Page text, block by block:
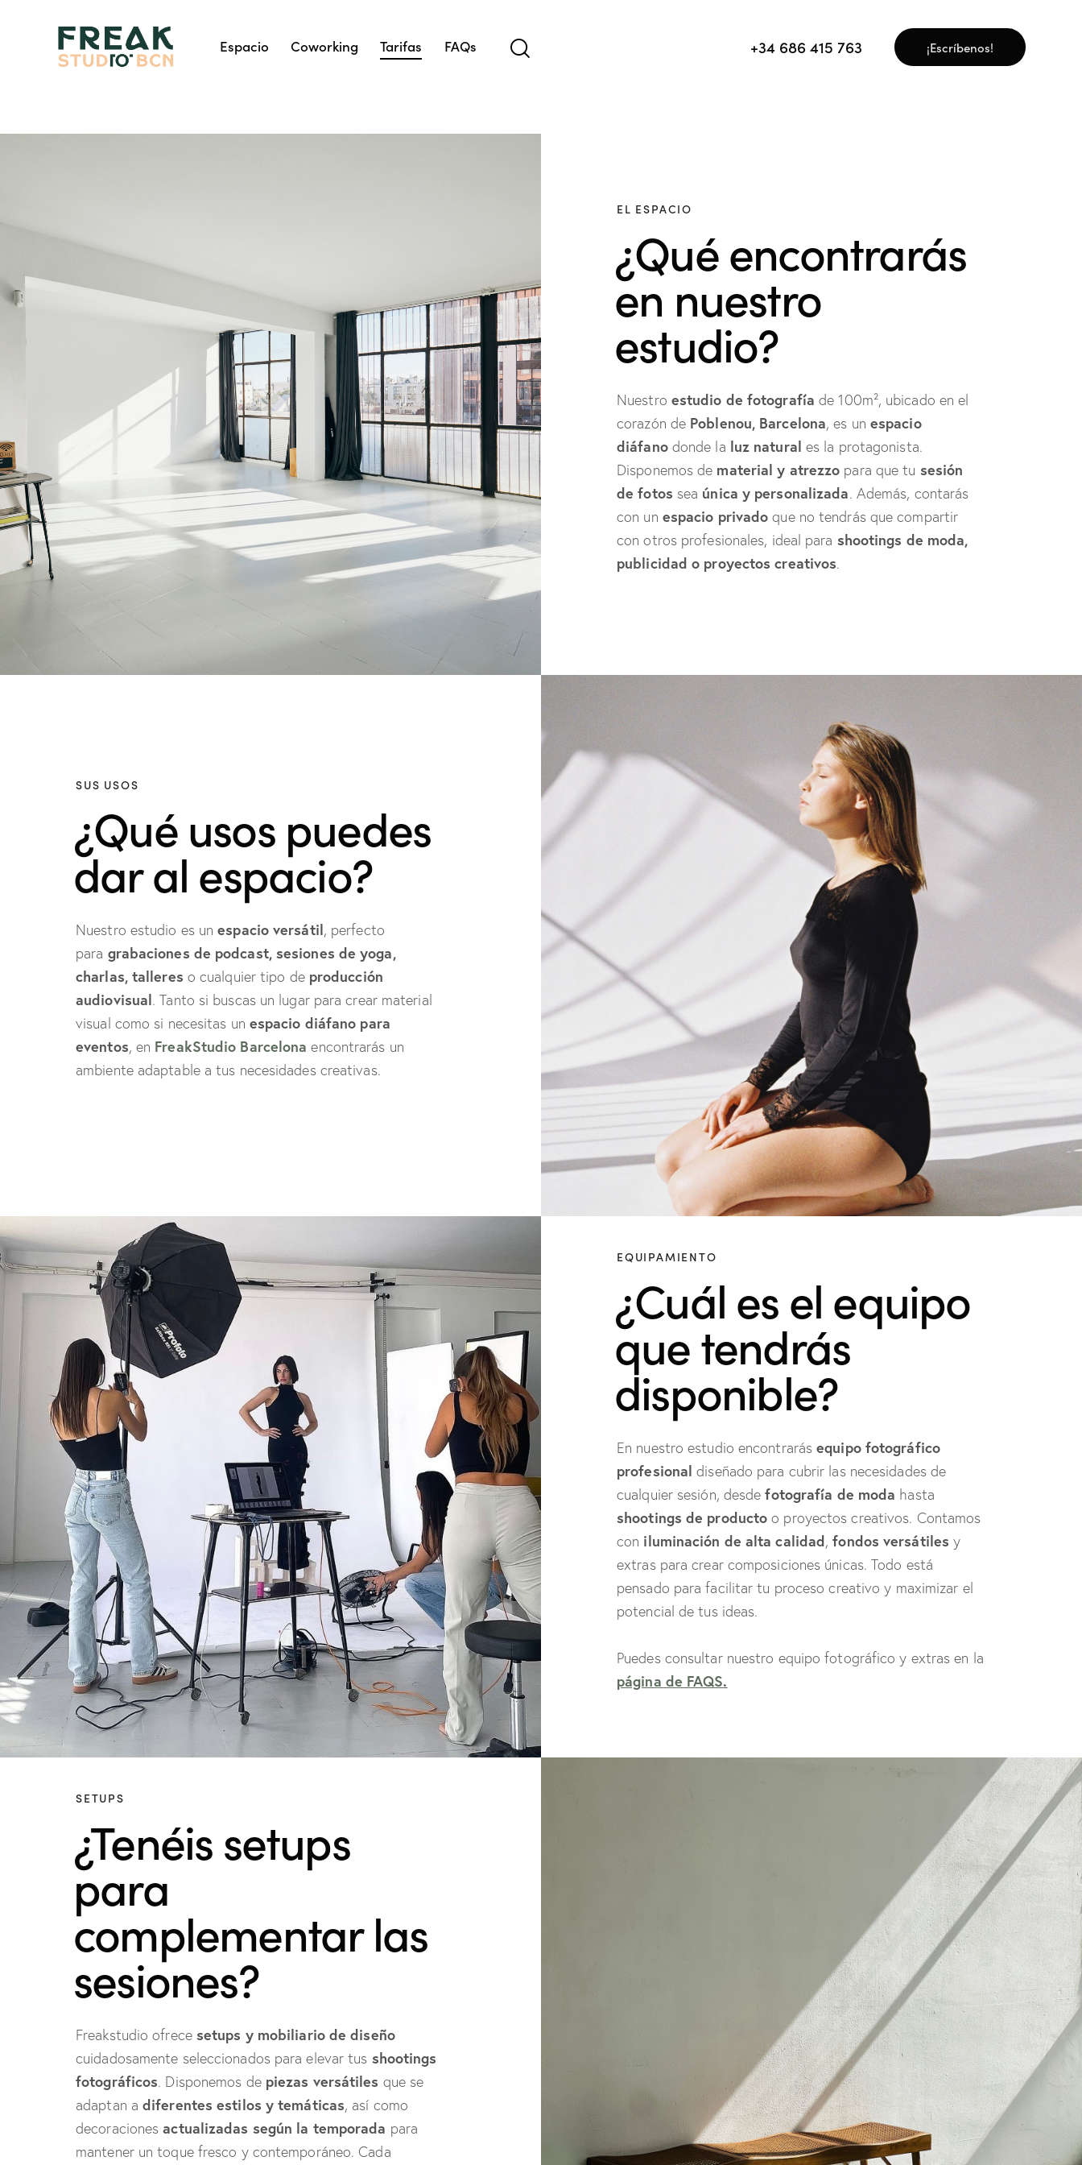
Espacio Coworking Tarifas FAQs +34 686 415 763 ¡Escríbenos!
EL ESPACIO
¿Qué encontrarás
en nuestro
estudio?
Nuestro estudio de fotografía de 100m², ubicado en el
corazón de Poblenou, Barcelona, es un espacio
diáfano donde la luz natural es la protagonista.
Disponemos de material y atrezzo para que tu sesión
de fotos sea única y personalizada. Además, contarás
con un espacio privado que no tendrás que compartir
con otros profesionales, ideal para shootings de moda,
publicidad o proyectos creativos.
SUS USOS
¿Qué usos puedes
dar al espacio?
Nuestro estudio es unespacio versátil, perfecto
para grabaciones de podcast, sesiones de yoga,
charlas, talleres o cualquier tipo de producción
audiovisual. Tanto si buscas un lugar para crear material
visual como si necesitas un espacio diáfano para
eventos, en FreakStudio Barcelona encontrarás un
ambiente adaptable a tus necesidades creativas.
EQUIPAMIENTO
¿Cuál es el equipo
que tendrás
disponible?
En nuestro estudio encontrarásequipo fotográfico
profesional diseñado para cubrir las necesidades de
cualquier sesión, desdefotografía de moda hasta
shootings de producto o proyectos creativos. Contamos
con iluminación de alta calidad,fondos versátiles y
extras para crear composiciones únicas. Todo está
pensado para facilitar tu proceso creativo y maximizar el
potencial de tus ideas.
Puedes consultar nuestro equipo fotográfico y extras en la
página de FAQS.
SETUPS
¿Tenéis setups
para
complementar las
sesiones?
Freakstudio ofrece setups y mobiliario de diseño
cuidadosamente seleccionados para elevar tus shootings
fotográficos. Disponemos de piezas versátiles que se
adaptan adiferentes estilos y temáticas, así como
decoracionesactualizadas según la temporada para
mantener un toque fresco y contemporáneo. Cada